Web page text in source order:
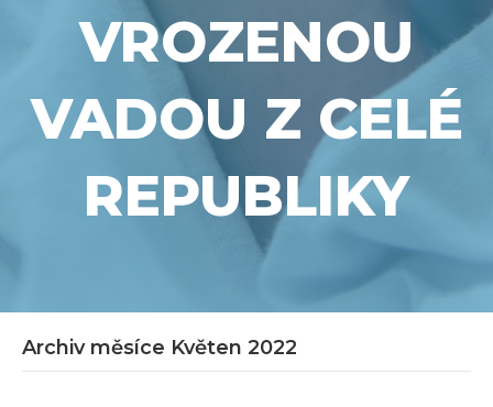
VROZENOU
VADOU Z CELÉ
REPUBLIKY
Archiv měsíce Květen 2022